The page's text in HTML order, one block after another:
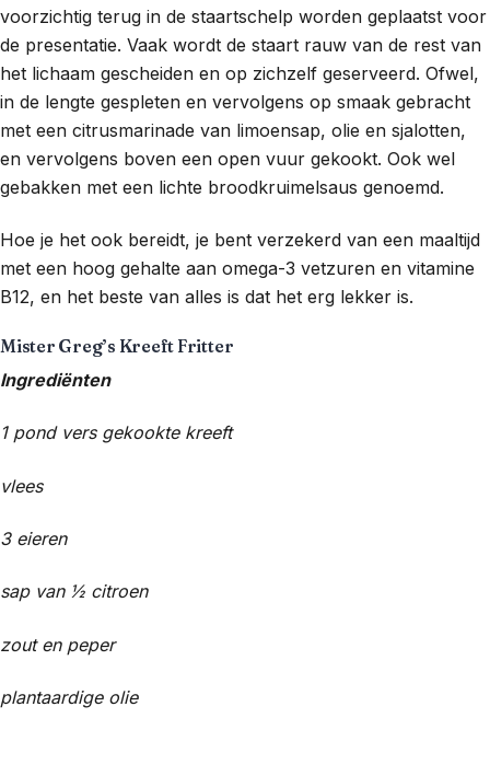
voorzichtig terug in de staartschelp worden geplaatst voor
de presentatie. Vaak wordt de staart rauw van de rest van
het lichaam gescheiden en op zichzelf geserveerd. Ofwel,
in de lengte gespleten en vervolgens op smaak gebracht
met een citrusmarinade van limoensap, olie en sjalotten,
en vervolgens boven een open vuur gekookt. Ook wel
gebakken met een lichte broodkruimelsaus genoemd.
Hoe je het ook bereidt, je bent verzekerd van een maaltijd
met een hoog gehalte aan omega-3 vetzuren en vitamine
B12, en het beste van alles is dat het erg lekker is.
Mister Greg’s Kreeft Fritter
Ingrediënten
1 pond vers gekookte kreeft
vlees
3 eieren
sap van ½ citroen
zout en peper
plantaardige olie